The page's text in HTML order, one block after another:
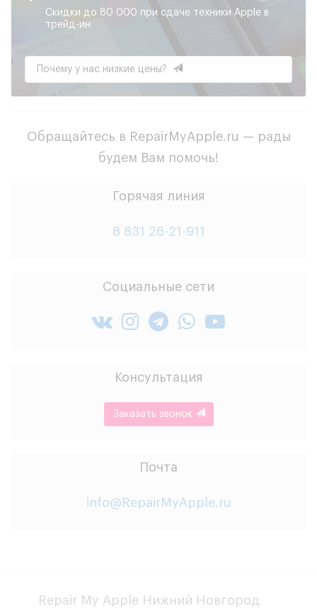
Скидки до 80 000 при сдаче техники Apple в
трейд-ин
Почему у нас низкие цены?
Обращайтесь в RepairMyApple.ru — рады
будем Вам помочь!
Горячая линия
8 831 26-21-911
Социальные сети
Консультация
Заказать звонок
Почта
info@RepairMyApple.ru
Repair My Apple Нижний Новгород